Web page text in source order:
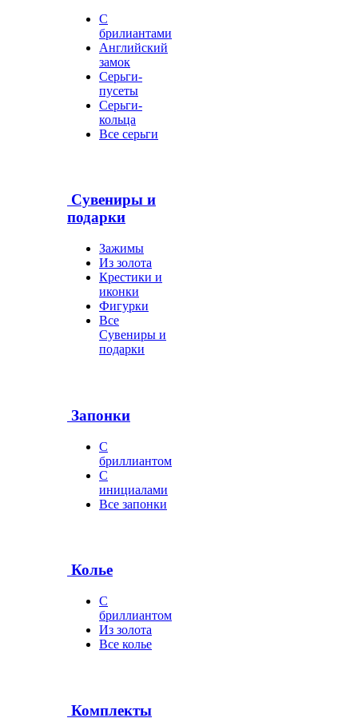
С
брилиантами
Английский
замок
Серьги-
пусеты
Серьги-
кольца
Все серьги
Сувениры и
подарки
Зажимы
Из золота
Крестики и
иконки
Фигурки
Все
Сувениры и
подарки
Запонки
С
бриллиантом
С
инициалами
Все запонки
Колье
С
бриллиантом
Из золота
Все колье
Комплекты